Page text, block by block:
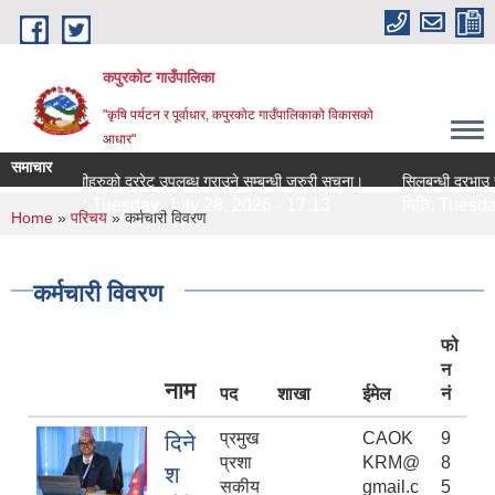
Skip to main content
कपुरकोट गाउँपालिका
"कृषि पर्यटन र पूर्वाधार, कपुरकोट गाउँपालिकाको विकासको
आधार"
समाचार
औषधीहरुको दररेट उपलब्ध गराउने सम्बन्धी जरुरी सूचना।
Tuesday, July 28, 2026 - 17:13
सिलबन्धी दरभाउ सम्बन्धी
You are here
Home » परिचय » कर्मचारी विवरण
कर्मचारी विवरण
नाम पद शाखा ईमेल
फो
न
नं
दिने
श
प्रमुख
प्रशा
सकीय
CAOK
KRM@
gmail.c
9
8
5